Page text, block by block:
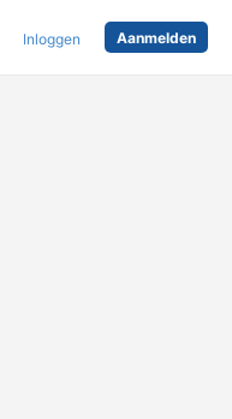
Inloggen Aanmelden